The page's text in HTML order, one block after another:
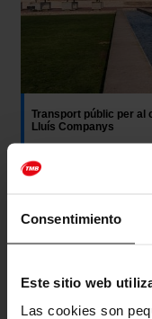
Consentimiento
Este sitio web
Las cookies son
Transport públic per al
Lluís Companys
Transport